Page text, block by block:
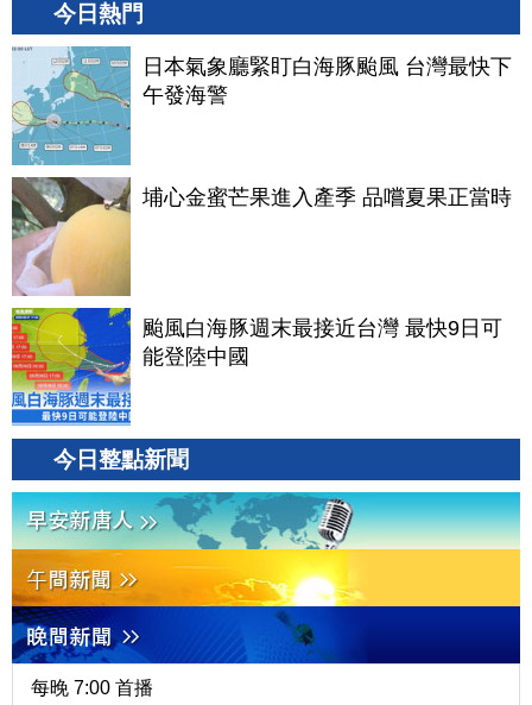
今日熱門
日本氣象廳緊盯白海豚颱風 台灣最快下
午發海警
埔心金蜜芒果進入產季 品嚐夏果正當時
颱風白海豚週末最接近台灣 最快9日可
能登陸中國
今日整點新聞
每晚 7:00 首播